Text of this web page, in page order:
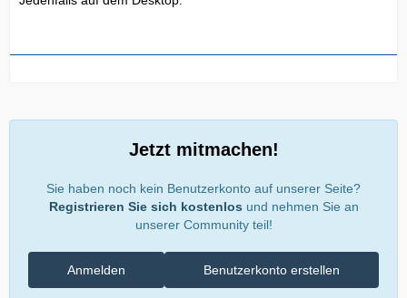
Jetzt mitmachen!
Sie haben noch kein Benutzerkonto auf unserer Seite?
Registrieren Sie sich kostenlos und nehmen Sie an
unserer Community teil!
Benutzerkonto erstellen
Anmelden